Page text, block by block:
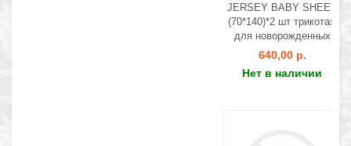
JERSEY BABY SHEET
(70*140)*2 шт трикотаж
для новорожденных
640,00 р.
Нет в наличии